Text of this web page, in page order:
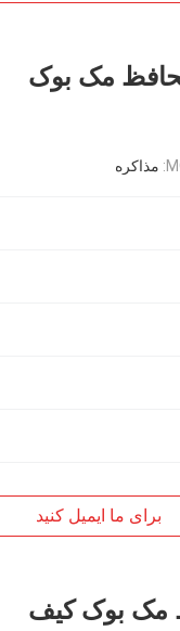
مک بوک
مذاکره
برای ما ایمیل کنید
مک بوک کیف